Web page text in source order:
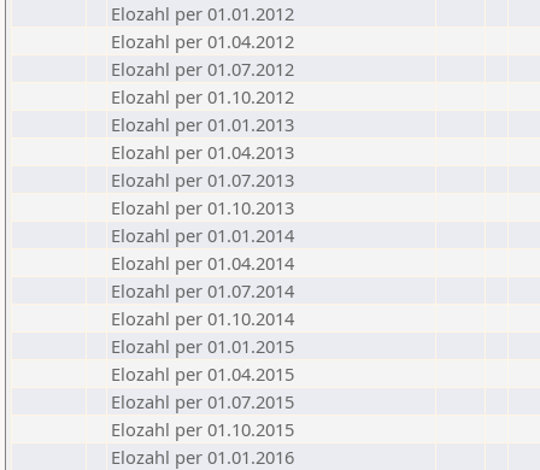
Elozahl per 01.01.2012
Elozahl per 01.04.2012
Elozahl per 01.07.2012
Elozahl per 01.10.2012
Elozahl per 01.01.2013
Elozahl per 01.04.2013
Elozahl per 01.07.2013
Elozahl per 01.10.2013
Elozahl per 01.01.2014
Elozahl per 01.04.2014
Elozahl per 01.07.2014
Elozahl per 01.10.2014
Elozahl per 01.01.2015
Elozahl per 01.04.2015
Elozahl per 01.07.2015
Elozahl per 01.10.2015
Elozahl per 01.01.2016